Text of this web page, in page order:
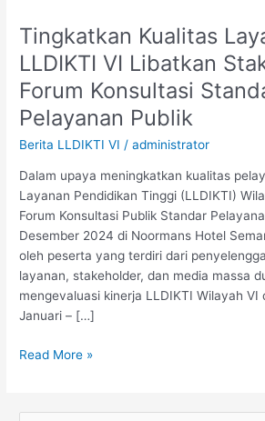
Tingkatkan Kualitas
LLDIKTI VI Libatkan
Forum Konsultasi
Pelayanan Publik
Berita LLDIKTI VI /administrator
Dalam upaya meningkatkan kualitas
Layanan Pendidikan Tinggi (LLDIKTI)
Forum Konsultasi Publik Standar
Desember 2024 di Noormans Hotel
oleh peserta yang terdiri dari
layanan, stakeholder, dan media massa
mengevaluasi kinerja LLDIKTI Wilayah VI
Januari – […]
Tingkatkan
Kualitas
Layanan,
LLDIKTI
VI
Libatkan
Stakeholder
di
Forum
Konsultasi
Standar
Pelayanan
Publik
Read More »